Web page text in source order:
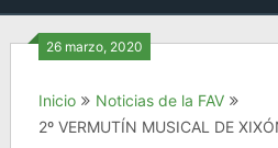
26 marzo, 2020
Inicio
Noticias de la FAV
2º VERMUTÍN MUSICAL DE